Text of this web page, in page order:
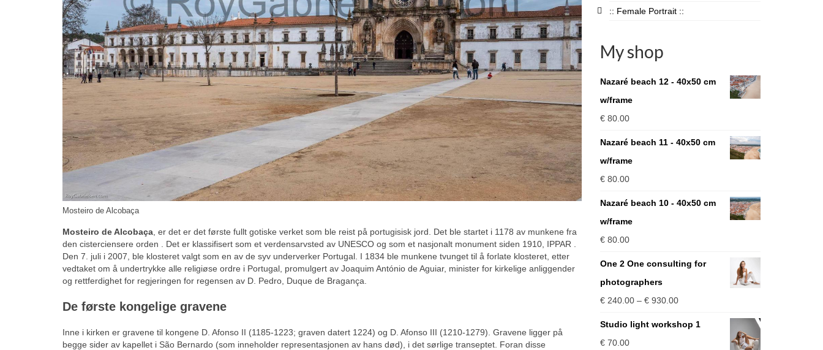
Mosteiro de Alcobaça
Mosteiro de Alcobaça , er det er det første fullt gotiske verket som ble reist på portugisisk jord. Det ble startet i 1178 av munkene fra
den cisterciensere orden . Det er klassifisert som et verdensarvsted av UNESCO og som et nasjonalt monument siden 1910, IPPAR .
Den 7. juli i 2007, ble klosteret valgt som en av de syv underverker Portugal. I 1834 ble munkene tvunget til å forlate klosteret, etter
vedtaket om å undertrykke alle religiøse ordre i Portugal, promulgert av Joaquim António de Aguiar, minister for kirkelige anliggender
og rettferdighet for regjeringen for regensen av D. Pedro, Duque de Bragança.
De første kongelige gravene
Inne i kirken er gravene til kongene D. Afonso II (1185-1223; graven datert 1224) og D. Afonso III (1210-1279). Gravene ligger på
begge sider av kapellet i São Bernardo (som inneholder representasjonen av hans død), i det sørlige transeptet. Foran disse
:: Female Portrait ::
My shop
Nazaré beach 12 - 40x50 cm
w/frame
€80.00
Nazaré beach 11 - 40x50 cm
w/frame
€80.00
Nazaré beach 10 - 40x50 cm
w/frame
€80.00
One 2 One consulting for
photographers
€240.00 – €930.00Price
Studio light workshop 1
€70.00